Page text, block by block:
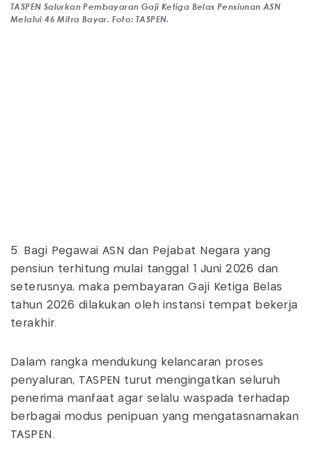
TASPEN Salurkan Pembayaran Gaji Ketiga Belas Pensiunan ASN
Melalui 46 Mitra Bayar. Foto: TASPEN.
5. Bagi Pegawai ASN dan Pejabat Negara yang
pensiun terhitung mulai tanggal 1 Juni 2026 dan
seterusnya, maka pembayaran Gaji Ketiga Belas
tahun 2026 dilakukan oleh instansi tempat bekerja
terakhir.
Dalam rangka mendukung kelancaran proses
penyaluran, TASPEN turut mengingatkan seluruh
penerima manfaat agar selalu waspada terhadap
berbagai modus penipuan yang mengatasnamakan
TASPEN.